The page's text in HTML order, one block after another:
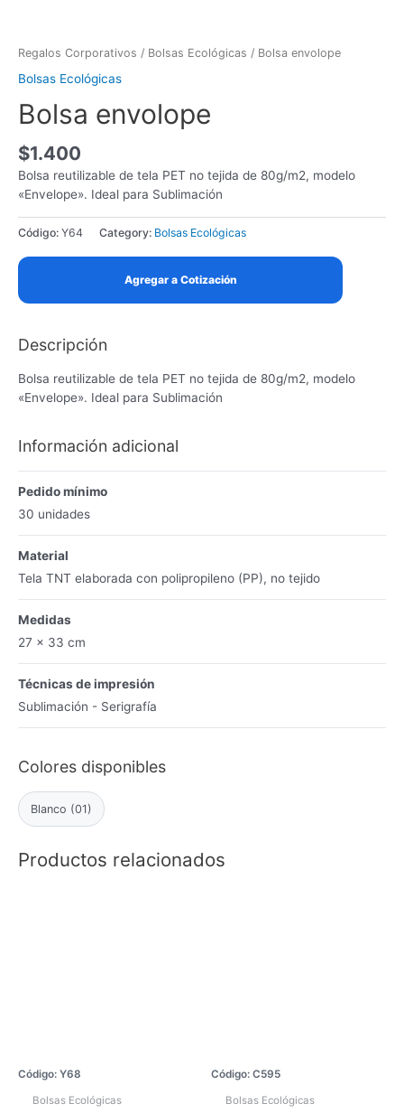
contentRegalos Corporativos / Bolsas Ecológicas / Bolsa envolope
Bolsas Ecológicas
Bolsa envolope
$1.400
Bolsa reutilizable de tela PET no tejida de 80g/m2, modelo
«Envelope». Ideal para Sublimación
Código: Y64 Category: Bolsas Ecológicas
Agregar a Cotización
Descripción
Bolsa reutilizable de tela PET no tejida de 80g/m2, modelo
«Envelope». Ideal para Sublimación
Información adicional
Pedido mínimo
30 unidades
Material
Tela TNT elaborada con polipropileno (PP), no tejido
Medidas
27 x 33 cm
Técnicas de impresión
Sublimación - Serigrafía
Colores disponibles
Blanco (01)
Productos relacionados
Código: Y68
Bolsas Ecológicas
Código: C595
Bolsas Ecológicas